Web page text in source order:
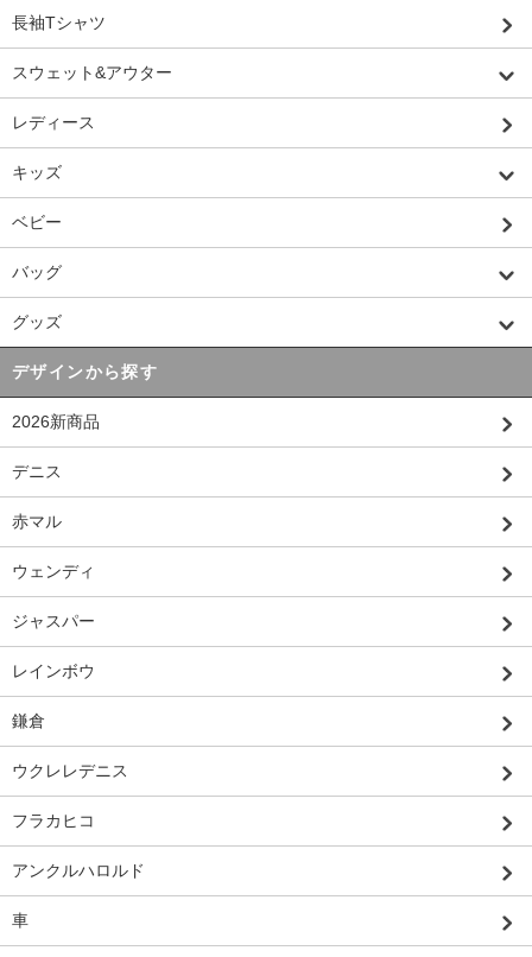
長袖Tシャツ
スウェット&アウター
レディース
キッズ
ベビー
バッグ
グッズ
デザインから探す
2026新商品
デニス
赤マル
ウェンディ
ジャスパー
レインボウ
鎌倉
ウクレレデニス
フラカヒコ
アンクルハロルド
車